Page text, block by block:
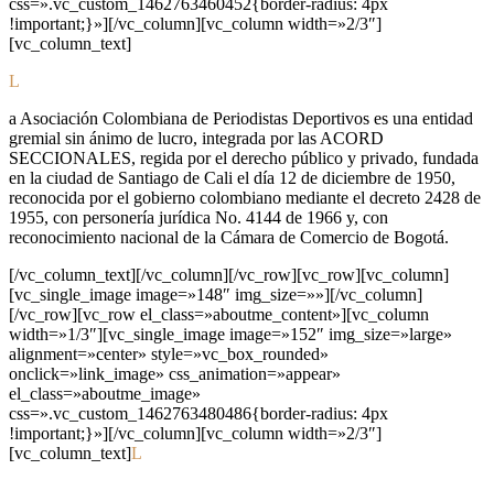
css=».vc_custom_1462763460452{border-radius: 4px
!important;}»][/vc_column][vc_column width=»2/3″]
[vc_column_text]
L
a Asociación Colombiana de Periodistas Deportivos es una entidad
gremial sin ánimo de lucro, integrada por las ACORD
SECCIONALES, regida por el derecho público y privado, fundada
en la ciudad de Santiago de Cali el día 12 de diciembre de 1950,
reconocida por el gobierno colombiano mediante el decreto 2428 de
1955, con personería jurídica No. 4144 de 1966 y, con
reconocimiento nacional de la Cámara de Comercio de Bogotá.
[/vc_column_text][/vc_column][/vc_row][vc_row][vc_column]
[vc_single_image image=»148″ img_size=»»][/vc_column]
[/vc_row][vc_row el_class=»aboutme_content»][vc_column
width=»1/3″][vc_single_image image=»152″ img_size=»large»
alignment=»center» style=»vc_box_rounded»
onclick=»link_image» css_animation=»appear»
el_class=»aboutme_image»
css=».vc_custom_1462763480486{border-radius: 4px
!important;}»][/vc_column][vc_column width=»2/3″]
[vc_column_text]L